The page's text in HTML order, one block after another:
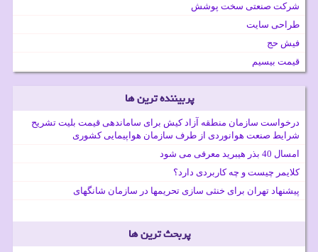
شرکت صنعتی سخت پوشش
طراحی سایت
فیش حج
قیمت بیسیم
پربیننده ترین ها
درخواست سازمان منطقه آزاد کیش برای ساماندهی قیمت بلیت تشریح
شرایط صنعت هوانوردی از طرف سازمان هواپیمایی کشوری
امسال 40 بذر هیبرید معرفی می شود
کلایمر چیست و چه کاربردی دارد؟
پیشنهاد تهران برای خنثی سازی تحریمها در سازمان شانگهای
پربحث ترین ها